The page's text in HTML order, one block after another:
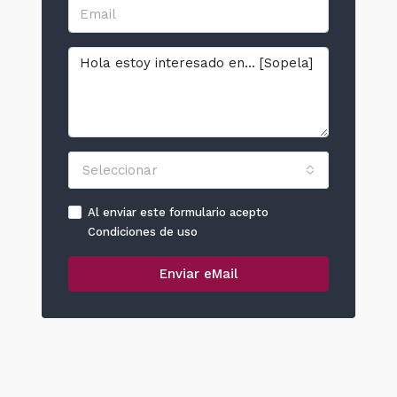
Seleccionar
Al enviar este formulario acepto
Condiciones de uso
Enviar eMail